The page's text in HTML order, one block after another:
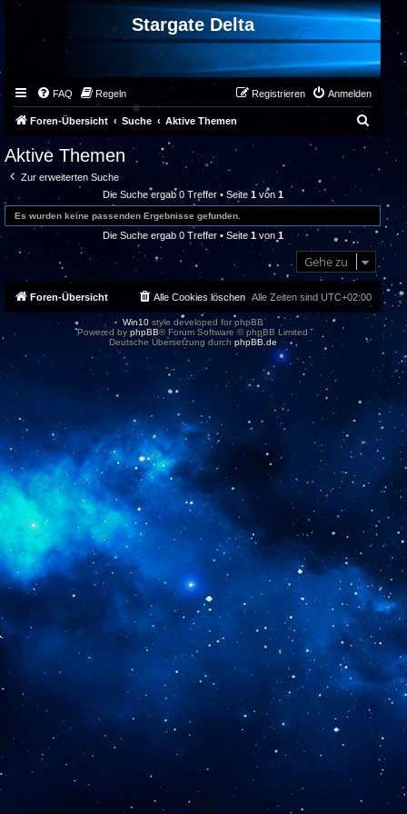
Stargate Delta
FAQ Regeln Anmelden
Registrieren
Foren-Übersicht Suche Aktive Themen
e
Aktive Themen
Zur erweiterten Suche
Die Suche ergab 0 Treffer • Seite 1von 1
Es wurden keine passenden Ergebnisse gefunden.
Die Suche ergab 0 Treffer • Seite 1von 1
Gehe zu
Foren-Übersicht Alle Zeiten sind UTC+02:00
Alle Cookies löschen
Win10style developed for phpBB
Powered byphpBB® Forum Software © phpBB Limited
Deutsche Übersetzung durch phpBB.de